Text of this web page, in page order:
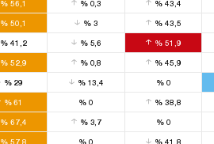
% 56,1 %0,3 % 43,4
% 50,1 % 3 % 43,5
% 41,2 %5,6 % 51,9
% 52,9 %0,8 % 45,9
%29 %13,4 %0
%61 % 0 % 38,8
% 67,4 %3,7 %0
% 57,8 % 0 % 41,8